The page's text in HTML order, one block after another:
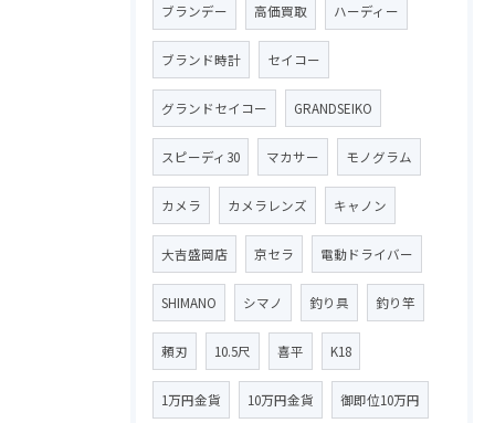
ブランデー 高価買取 ハーディー
ブランド時計 セイコー
グランドセイコー GRANDSEIKO
スピーディ30 マカサー モノグラム
カメラ カメラレンズ キャノン
大吉盛岡店 京セラ 電動ドライバー
SHIMANO シマノ 釣り具 釣り竿
頼刃 10.5尺 喜平 K18
1万円金貨 10万円金貨 御即位10万円